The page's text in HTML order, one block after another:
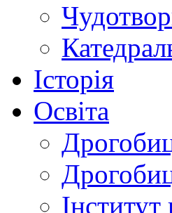
Історія
Освіта
Інститут